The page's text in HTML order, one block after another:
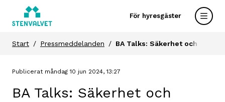
För hyresgäster
Start Pressmeddelanden BA Talks: Säkerhet och
Publicerat måndag 10 jun 2024, 13:27
BA Talks: Säkerhet och